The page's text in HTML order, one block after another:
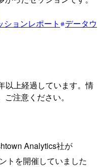
ションレポート
データウ
以上経過しています。情
注意ください。
Analytics社が
トを開催していました